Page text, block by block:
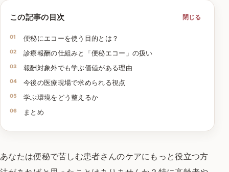
この記事の目次 閉じる
便秘にエコーを使う目的とは？
診療報酬の仕組みと「便秘エコー」の扱い
報酬対象外でも学ぶ価値がある理由
今後の医療現場で求められる視点
学ぶ環境をどう整えるか
まとめ
あなたは便秘で苦しむ患者さんのケアに もっと役立つ方